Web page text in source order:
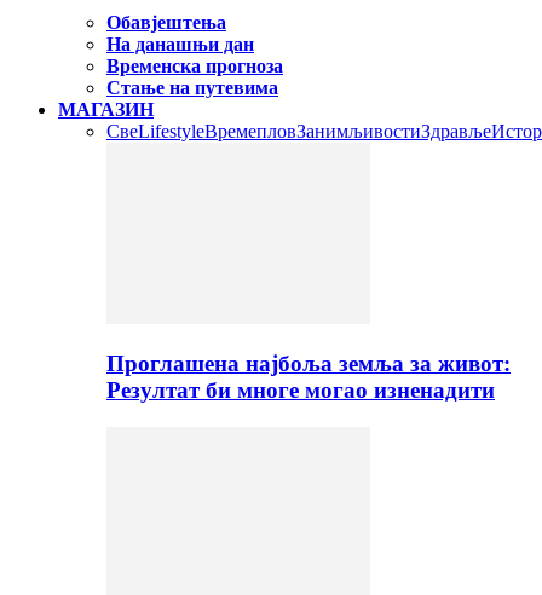
Обавјештења
На данашњи дан
Временска прогноза
Стање на путевима
МАГАЗИН
СвеLifestyleВремепловЗанимљивостиЗдравље
Проглашена најбоља земља за живот:
Резултат би многе могао изненадити